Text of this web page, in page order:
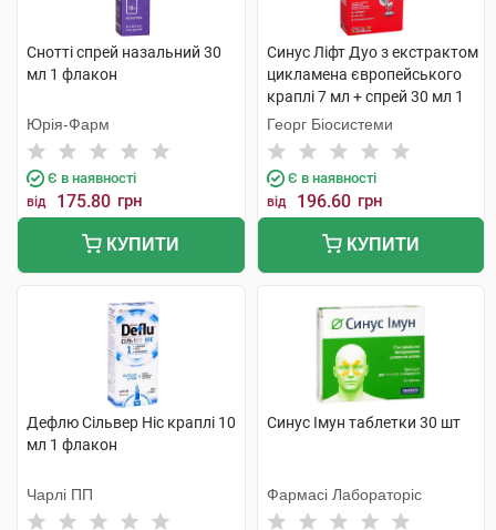
Снотті спрей назальний 30
мл 1 флакон
Юрія-Фарм
Є в наявності
від 175.80 грн
КУПИТИ
Синус Ліфт Дуо з екстрактом
цикламена європейського
краплі 7 мл + спрей 30 мл 1
комплект
Георг Біосистеми
Є в наявності
від 196.60 грн
КУПИТИ
Дефлю Сільвер Ніс краплі 10
мл 1 флакон
Чарлі ПП
Синус Імун таблетки 30 шт
Фармасі Лабораторіс